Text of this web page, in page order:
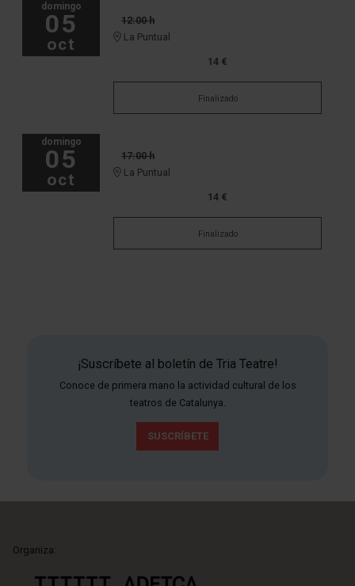
domingo
05
oct
12:00 h
La Puntual
14 €
Finalizado
domingo
05
oct
17:00 h
La Puntual
14 €
Finalizado
¡Suscríbete al boletín de Tria Teatre!
Conoce de primera mano la actividad cultural de los
teatros de Catalunya.
SUSCRÍBETE
Organiza: